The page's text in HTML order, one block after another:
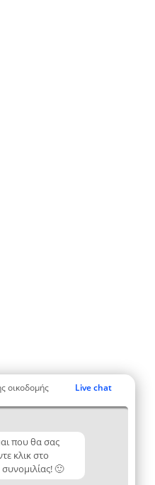
οικοδομής Live chat
που θα σας
κλικ στο
🙂